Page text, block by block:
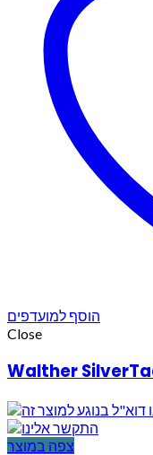
הוסף למועדפים
Close
Walther
צפה במוצר